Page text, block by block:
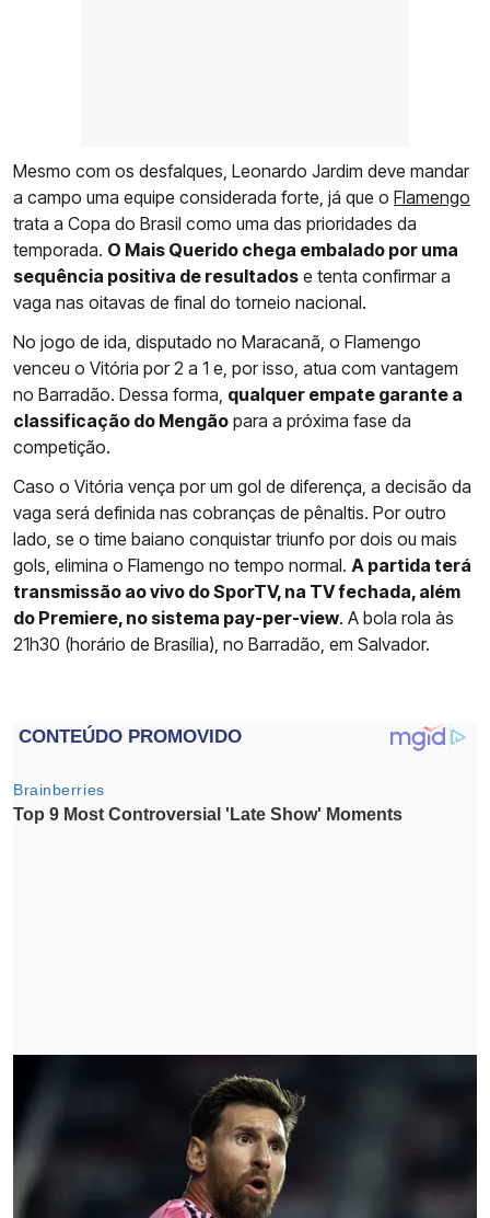
Mesmo com os desfalques, Leonardo Jardim deve mandar
a campo uma equipe considerada forte, já que o Flamengo
trata a Copa do Brasil como uma das prioridades da
temporada. O Mais Querido chega embalado por uma
sequência positiva de resultados e tenta confirmar a
vaga nas oitavas de final do torneio nacional.
No jogo de ida, disputado no Maracanã, o Flamengo
venceu o Vitória por 2 a 1 e, por isso, atua com vantagem
no Barradão. Dessa forma, qualquer empate garante a
classificação do Mengão para a próxima fase da
competição.
Caso o Vitória vença por um gol de diferença, a decisão da
vaga será definida nas cobranças de pênaltis. Por outro
lado, se o time baiano conquistar triunfo por dois ou mais
gols, elimina o Flamengo no tempo normal. A partida terá
transmissão ao vivo do SporTV, na TV fechada, além
do Premiere, no sistema pay-per-view. A bola rola às
21h30 (horário de Brasília), no Barradão, em Salvador.